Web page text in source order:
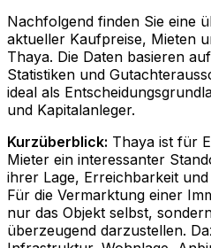
Nachfolgend finden Sie eine
aktueller Kaufpreise, Mieten
Thaya. Die Daten basieren
Statistiken und
ideal als
und Kapitalanleger.
Kurzüberblick: Thaya ist für
Mieter ein interessanter
ihrer Lage, Erreichbarkeit
Für die Vermarktung einer
nur das Objekt selbst,
überzeugend darzustellen.